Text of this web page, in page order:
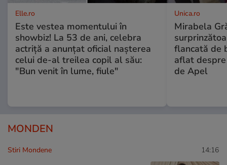
Elle.ro
Este vestea momentului în
showbiz! La 53 de ani, celebra
actriță a anunțat oficial nașterea
celui de-al treilea copil al său:
"Bun venit în lume, fiule"
Unica.ro
Mirabela
flancată de
aflat
de Apel
MONDEN
Stiri Mondene 14:16